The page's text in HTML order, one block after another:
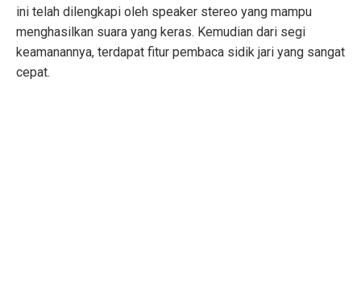
ini telah dilengkapi oleh speaker stereo yang mampu
menghasilkan suara yang keras. Kemudian dari segi
keamanannya, terdapat fitur pembaca sidik jari yang sangat
cepat.